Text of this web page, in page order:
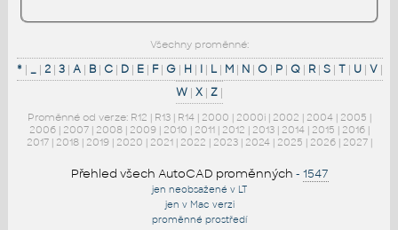
Všechny proměnné:
*| _| 2| 3| A| B| C| D| E| F| G| H | I| L| M| N| O| P| Q| R| S| T| U| V|
W | X | Z |
Proměnné od verze: R12 | R13 | R14 | 2000 | 2000i | 2002 | 2004 | 2005 |
2006 | 2007 | 2008 | 2009 | 2010 | 2011 | 2012 | 2013 | 2014 | 2015 | 2016 |
2017 | 2018 | 2019 | 2020 | 2021 | 2022 | 2023 | 2024 | 2025 | 2026 | 2027 |
Přehled všech AutoCAD proměnných - 1547
jen neobsažené v LT
jen v Mac verzi
proměnné prostředí